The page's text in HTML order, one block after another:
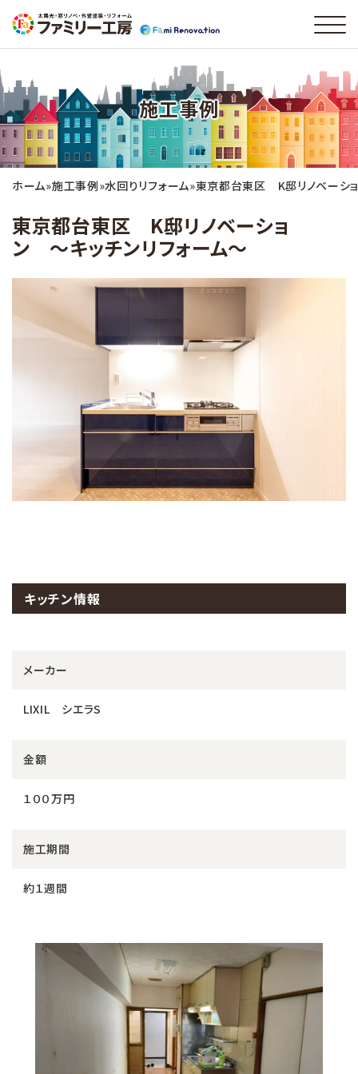
施工事例
ホーム»施工事例»水回りリフォーム»東京都台東区 K邸リノベーシ
東京都台東区 K邸リノベーショ
ン 〜キッチンリフォーム〜
キッチン情報
メーカー
LIXIL シエラS
金額
１００万円
施工期間
約１週間